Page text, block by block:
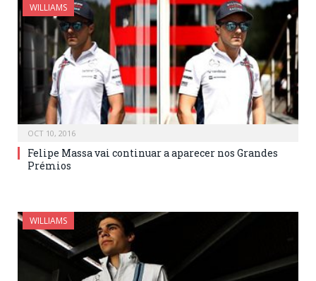
WILLIAMS
OCT 10, 2016
Felipe Massa vai continuar a aparecer nos Grandes
Prémios
WILLIAMS